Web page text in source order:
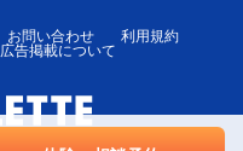
お問い合わせ
利用規約
広告掲載について